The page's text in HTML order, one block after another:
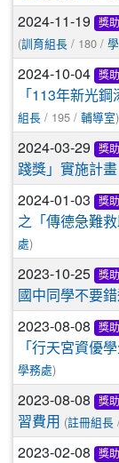
2024-11-19 獎
(訓育組長 / 180 /
2024-10-04 獎
「113年新光
組長 / 195 / 輔導室)
2024-03-29 獎
踐獎」實施計畫
2024-01-03 獎
之「傳德急難
處)
2023-10-25 獎
國中同學不要錯
2023-08-08 獎
「行天宮資優
學務處)
2023-08-08 獎
習費用 (註冊組長
2023-02-08 獎